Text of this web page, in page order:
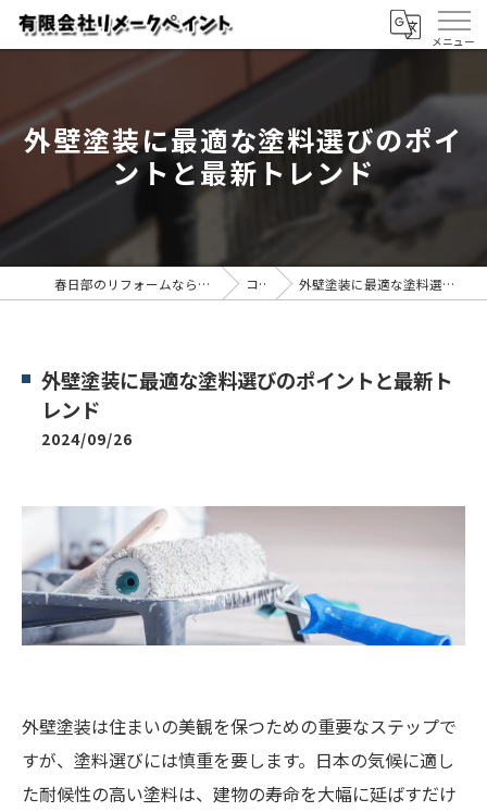
外壁塗装に最適な塗料選びのポイ
ントと最新トレンド
春日部のリフォームなら有限会社リメークペイント コラム 外壁塗装に最適な塗料選びのポイントと最新トレンド
外壁塗装に最適な塗料選びのポイントと最新ト
レンド
2024/09/26
外壁塗装は住まいの美観を保つための重要なステップで
すが、塗料選びには慎重を要します。日本の気候に適し
た耐候性の高い塗料は、建物の寿命を大幅に延ばすだけ